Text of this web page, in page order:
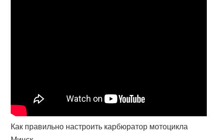
Как правильно настроить карбюратор мотоцикла